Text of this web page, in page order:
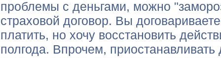
проблемы с деньгами, можно
страховой договор. Вы
платить, но хочу восстановить
полгода. Впрочем, приостанавливать